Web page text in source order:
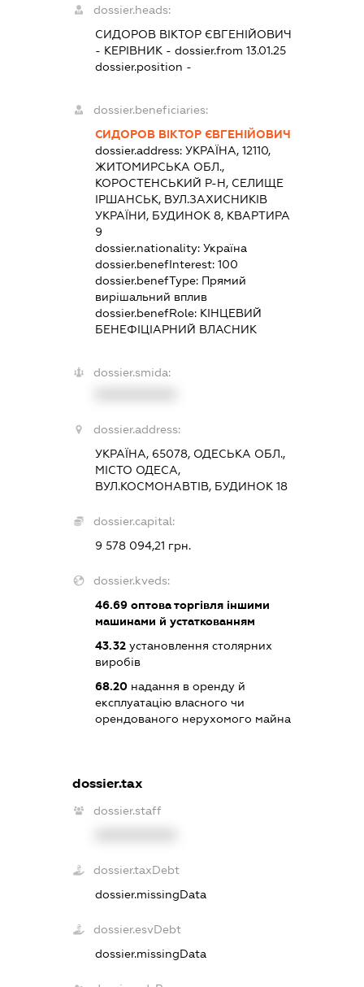
dossier.heads:
СИДОРОВ ВІКТОР ЄВГЕНІЙОВИЧ
- КЕРІВНИК - dossier.from 13.01.25
dossier.position -
dossier.beneficiaries:
СИДОРОВ ВІКТОР ЄВГЕНІЙОВИЧ
dossier.address: УКРАЇНА, 12110,
ЖИТОМИРСЬКА ОБЛ.,
КОРОСТЕНСЬКИЙ Р-Н, СЕЛИЩЕ
ІРШАНСЬК, ВУЛ.ЗАХИСНИКІВ
УКРАЇНИ, БУДИНОК 8, КВАРТИРА
9
dossier.nationality: Україна
dossier.benefInterest: 100
dossier.benefType: Прямий
вирішальний вплив
dossier.benefRole: КІНЦЕВИЙ
БЕНЕФІЦІАРНИЙ ВЛАСНИК
dossier.smida:
dossier.address:
УКРАЇНА, 65078, ОДЕСЬКА ОБЛ.,
МІСТО ОДЕСА,
ВУЛ.КОСМОНАВТІВ, БУДИНОК 18
dossier.capital:
9 578 094,21 грн.
dossier.kveds:
46.69оптова торгівля іншими
машинами й устаткованням
43.32установлення столярних
виробів
68.20надання в оренду й
експлуатацію власного чи
орендованого нерухомого майна
dossier.tax
dossier.staff
dossier.taxDebt
dossier.missingData
dossier.esvDebt
dossier.missingData